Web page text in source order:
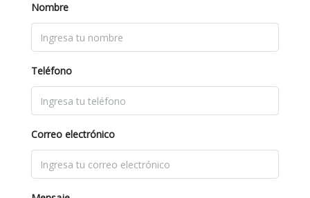
Nombre
Teléfono
Correo electrónico